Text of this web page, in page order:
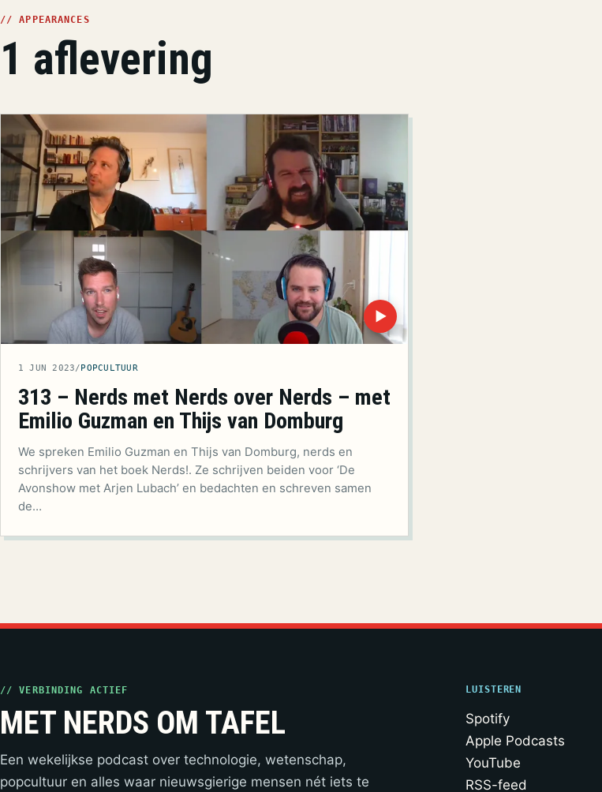
// APPEARANCES
1 aflevering
▶
1 JUN 2023/POPCULTUUR
313 – Nerds met Nerds over Nerds – met
Emilio Guzman en Thijs van Domburg
We spreken Emilio Guzman en Thijs van Domburg, nerds en
schrijvers van het boek Nerds!. Ze schrijven beiden voor ‘De
Avonshow met Arjen Lubach’ en bedachten en schreven samen
de…
// VERBINDING ACTIEF
MET NERDS OM TAFEL
Een wekelijkse podcast over technologie, wetenschap,
popcultuur en alles waar nieuwsgierige mensen nét iets te
LUISTEREN
Spotify
Apple Podcasts
YouTube
RSS-feed